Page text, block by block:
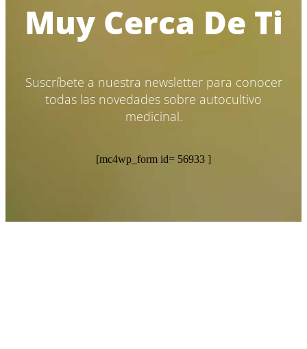
Muy Cerca De Ti
Suscríbete a nuestra newsletter para conocer
todas las novedades sobre autocultivo
medicinal.
[mc4wp_form id= 56933 ]